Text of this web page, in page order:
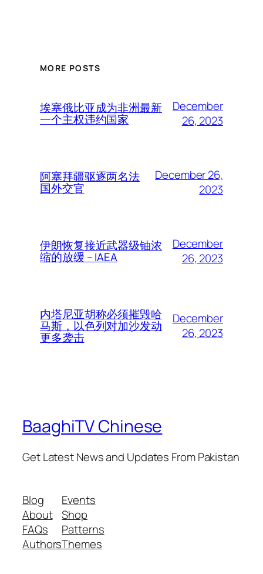
MORE POSTS
埃塞俄比亚成为非洲最新
一个主权违约国家
December
26, 2023
阿塞拜疆驱逐两名法
国外交官
December 26,
2023
伊朗恢复接近武器级铀浓
缩的放缓 – IAEA
December
26, 2023
内塔尼亚胡称必须摧毁哈
马斯，以色列对加沙发动
更多袭击
December
26, 2023
BaaghiTV Chinese
Get Latest News and Updates From Pakistan
Blog
About
FAQs
Authors
Events
Shop
Patterns
Themes